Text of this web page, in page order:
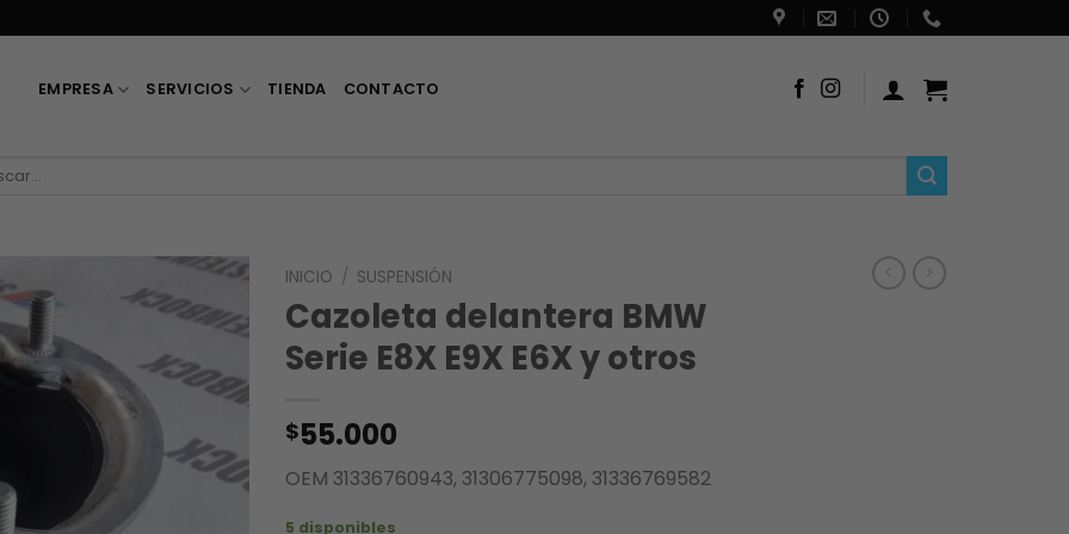
EMPRESA SERVICIOS TIENDA CONTACTO
INICIO / SUSPENSIÓN
Cazoleta delantera BMW
Serie E8X E9X E6X y otros
$55.000
OEM 31336760943, 31306775098, 31336769582
5 disponibles